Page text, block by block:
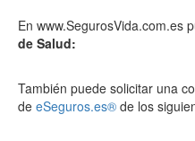
En www.SegurosVida.com.es
de Salud:
También puede solicitar una
de eSeguros.es® de los